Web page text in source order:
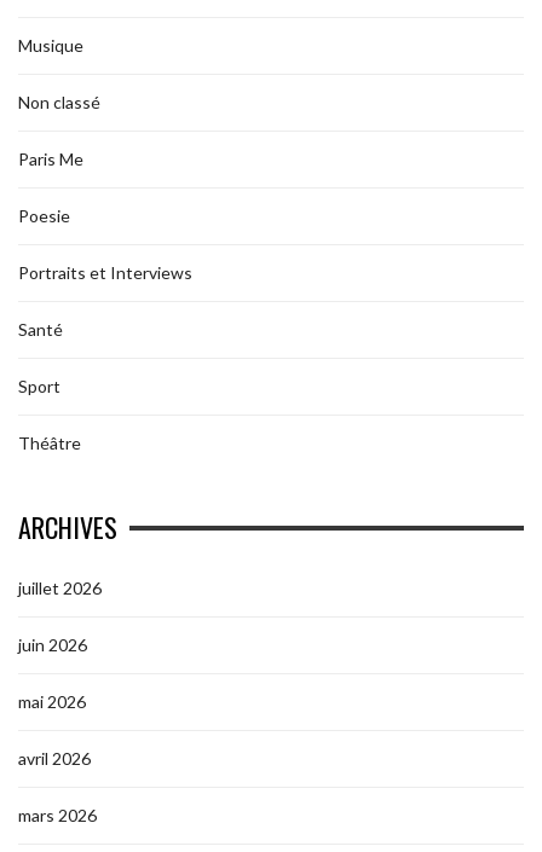
Musique
Non classé
Paris Me
Poesie
Portraits et Interviews
Santé
Sport
Théâtre
ARCHIVES
juillet 2026
juin 2026
mai 2026
avril 2026
mars 2026